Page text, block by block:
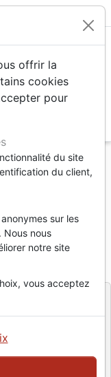
Commentaires
(LE)
offrir la
cookies
pour
du site
du client,
sur les
Nous nous
notre site
vous acceptez